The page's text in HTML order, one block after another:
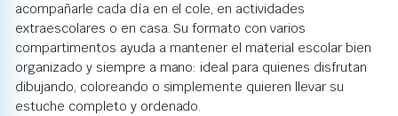
acompañarle cada día en el cole, en actividades
extraescolares o en casa. Su formato con varios
compartimentos ayuda a mantener el material escolar bien
organizado y siempre a mano: ideal para quienes disfrutan
dibujando, coloreando o simplemente quieren llevar su
estuche completo y ordenado.